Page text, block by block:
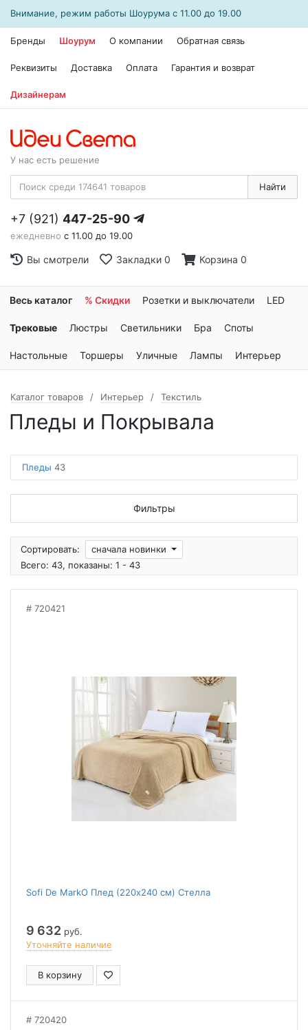
Внимание, режим работы Шоурума с 11.00 до 19.00
Бренды Шоурум О компании Обратная связь
Реквизиты Доставка Оплата Гарантия и возврат
Дизайнерам
У нас есть решение
Найти
+7 (921) 447-25-90
ежедневно с 11.00 до 19.00
Вы смотрели Закладки 0 Корзина 0
Весь каталог % Скидки Розетки и выключатели LED
Трековые Люстры Светильники Бра Споты
Настольные Торшеры Уличные Лампы Интерьер
Каталог товаров Интерьер Текстиль
Пледы и Покрывала
Пледы 43
Фильтры
Сортировать:
сначала новинки
Всего: 43, показаны: 1 - 43
720421
Sofi De MarkO Плед (220x240 см) Стелла
9 632 руб.
Уточняйте наличие
В корзину
720420